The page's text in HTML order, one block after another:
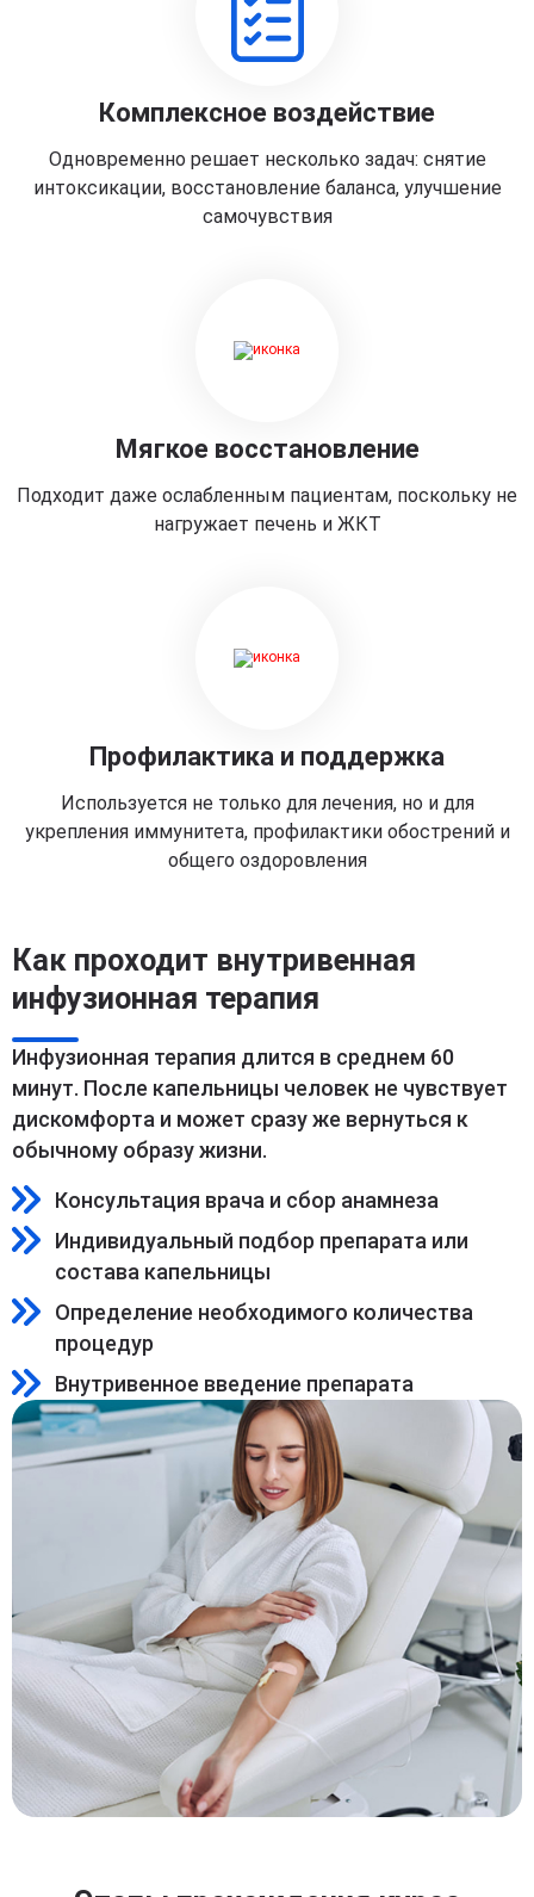
Комплексное воздействие
Одновременно решает несколько задач: снятие
интоксикации, восстановление баланса, улучшение
самочувствия
Мягкое восстановление
Подходит даже ослабленным пациентам, поскольку не
нагружает печень и ЖКТ
Профилактика и поддержка
Используется не только для лечения, но и для
укрепления иммунитета, профилактики обострений и
общего оздоровления
Как проходит внутривенная
инфузионная терапия
Инфузионная терапия длится в среднем 60
минут. После капельницы человек не чувствует
дискомфорта и может сразу же вернуться к
обычному образу жизни.
Консультация врача и сбор анамнеза
Индивидуальный подбор препарата или
состава капельницы
Определение необходимого количества
процедур
Внутривенное введение препарата